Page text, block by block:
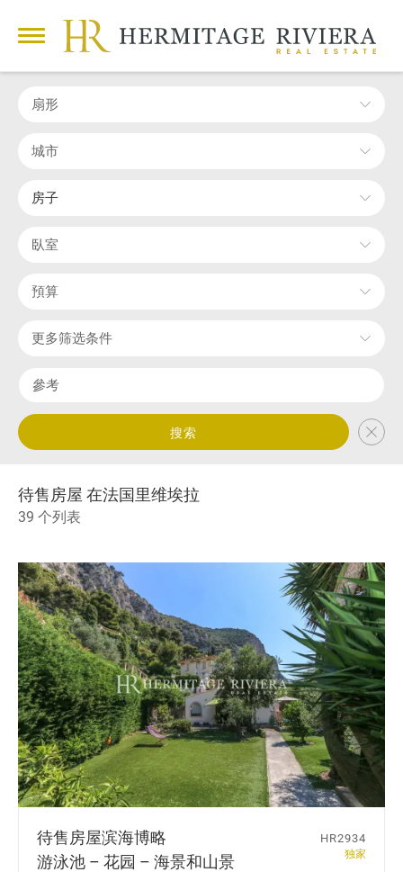
扇形
城市
房子
臥室
預算
更多筛选条件
搜索
待售房屋 在法国里维埃拉
39 个列表
待售房屋滨海博略
游泳池 – 花园 – 海景和山景
HR2934
独家